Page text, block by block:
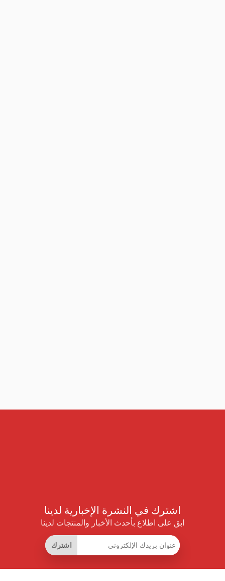
اشترك في النشرة الإخبارية لدينا
ابق على اطلاع بأحدث الأخبار والمنتجات لدينا
اشترك